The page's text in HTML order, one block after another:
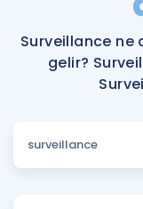
Faydalı
Ücretsiz
Surveillance ne
gelir?